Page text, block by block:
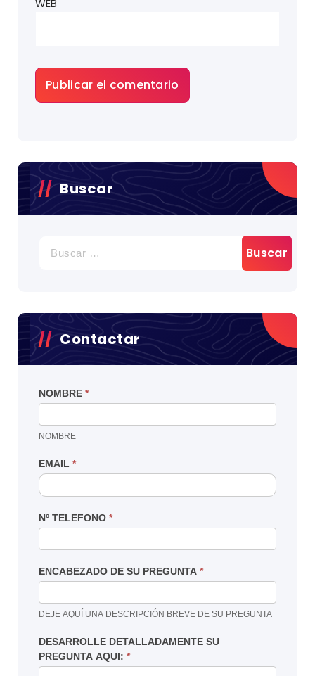
WEB
Buscar
Contactar
NOMBRE *
NOMBRE
EMAIL *
Nº TELEFONO *
ENCABEZADO DE SU PREGUNTA *
DEJE AQUÍ UNA DESCRIPCIÓN BREVE DE SU PREGUNTA
DESARROLLE DETALLADAMENTE SU
PREGUNTA AQUI: *